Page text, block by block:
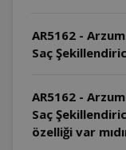
AR5162 -
Saç
AR5162 -
Saç
özelliği var